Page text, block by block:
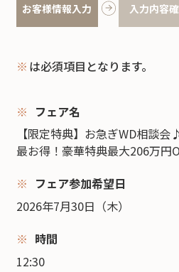
お客様情報入力 入力内容
※ は必須項目となります。
フェア名
【限定特典】お急ぎWD相談
最お得！豪華特典最大206万円
フェア参加希望日
2026年7月30日（木）
時間
12:30